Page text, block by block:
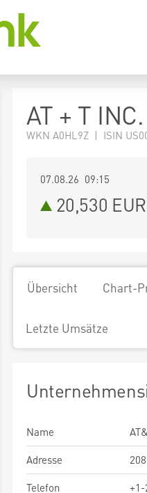
AT + T
WKN A0HL9Z | ISIN
07.08.26 09:15
20,530 EUR
Übersicht Chart-
Letzte Umsätze
Name
Adresse
Telefon